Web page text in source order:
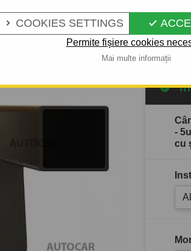
 COOKIES SETTINGS 
Permite fișiere cookies
Mai multe informații
-
cu